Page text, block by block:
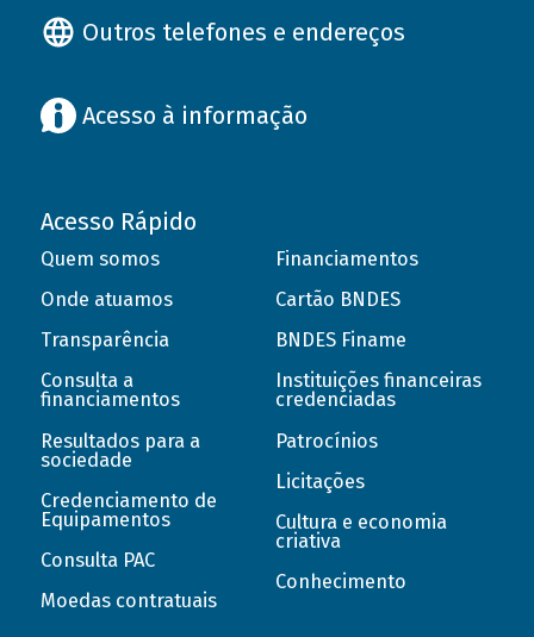
Outros telefones e endereços
Acesso à informação
Acesso Rápido
Quem somos
Onde atuamos
Transparência
Consulta a
financiamentos
Resultados para a
sociedade
Credenciamento de
Equipamentos
Consulta PAC
Moedas contratuais
Financiamentos
Cartão BNDES
BNDES Finame
Instituições financeiras
credenciadas
Patrocínios
Licitações
Cultura e economia
criativa
Conhecimento